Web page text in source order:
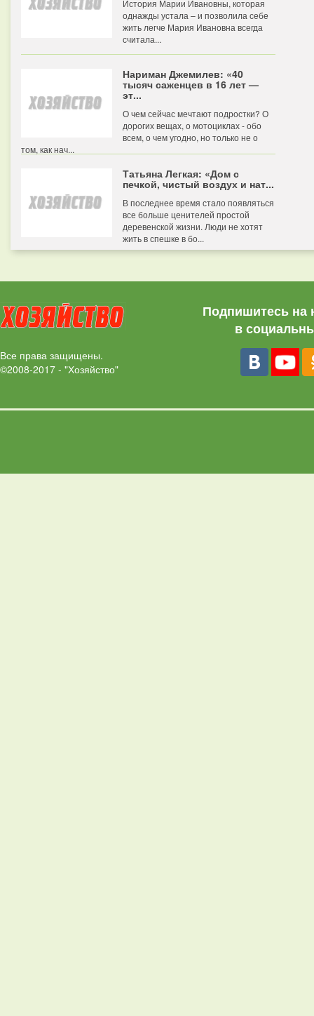
История Марии Ивановны, которая
однажды устала – и позволила себе
жить легче Мария Ивановна всегда
считала...
Нариман Джемилев: «40
тысяч саженцев в 16 лет —
эт...
О чем сейчас мечтают подростки? О
дорогих вещах, о мотоциклах - обо
всем, о чем угодно, но только не о
том, как нач...
Татьяна Легкая: «Дом с
печкой, чистый воздух и нат...
В последнее время стало появляться
все больше ценителей простой
деревенской жизни. Люди не хотят
жить в спешке в бо...
Все права защищены.
©2008-2017 - "Хозяйство"
Подпишитесь на
в